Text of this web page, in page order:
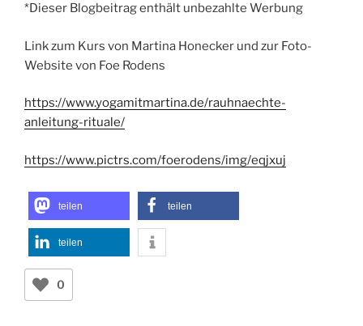
*Dieser Blogbeitrag enthält unbezahlte Werbung
Link zum Kurs von Martina Honecker und zur Foto-
Website von Foe Rodens
https://www.yogamitmartina.de/rauhnaechte-
anleitung-rituale/
https://www.pictrs.com/foerodens/img/eqjxuj
teilen teilen
teilen
0